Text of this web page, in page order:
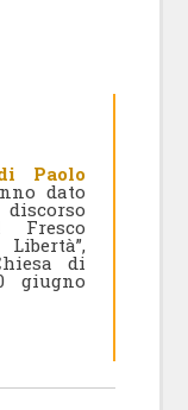
Paolo
dato
Fresco
di
giugno